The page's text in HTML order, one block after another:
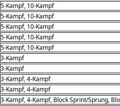
5-Kampf, 10-Kampf
5-Kampf, 10-Kampf
5-Kampf, 10-Kampf
5-Kampf, 10-Kampf
5-Kampf, 10-Kampf
3-Kampf
3-Kampf
3-Kampf, 4-Kampf
3-Kampf, 4-Kampf
3-Kampf, 4-Kampf, Block Sprint/Sprung,